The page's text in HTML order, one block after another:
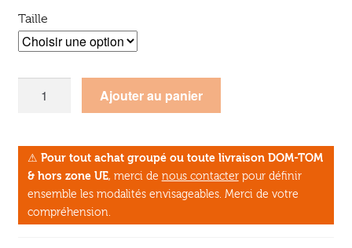
Taille
6
tailles
Ajouter au panier
⚠ Pour tout achat groupé ou toute livraison DOM-TOM
& hors zone UE, merci de nous contacterpour définir
ensemble les modalités envisageables. Merci de votre
compréhension.